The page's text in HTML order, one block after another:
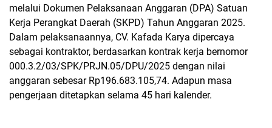
melalui Dokumen Pelaksanaan Anggaran (DPA) Satuan
Kerja Perangkat Daerah (SKPD) Tahun Anggaran 2025.
Dalam pelaksanaannya, CV. Kafada Karya dipercaya
sebagai kontraktor, berdasarkan kontrak kerja bernomor
000.3.2/03/SPK/PRJN.05/DPU/2025 dengan nilai
anggaran sebesar Rp196.683.105,74. Adapun masa
pengerjaan ditetapkan selama 45 hari kalender.